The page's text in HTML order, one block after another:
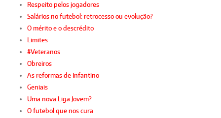
Respeito pelos jogadores
Salários no futebol: retrocesso ou evolução?
O mérito e o descrédito
Limites
#Veteranos
Obreiros
As reformas de Infantino
Geniais
Uma nova Liga Jovem?
O futebol que nos cura